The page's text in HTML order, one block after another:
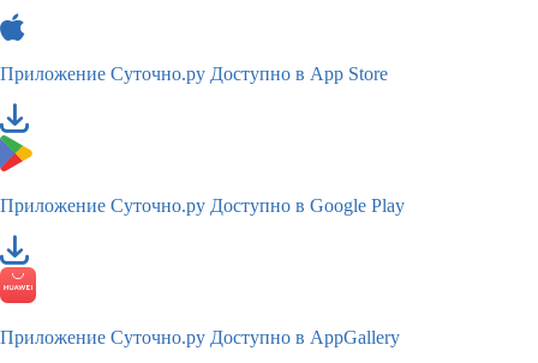
Приложение Суточно.ру Доступно в App Store
Приложение Суточно.ру Доступно в Google Play
Приложение Суточно.ру Доступно в AppGallery